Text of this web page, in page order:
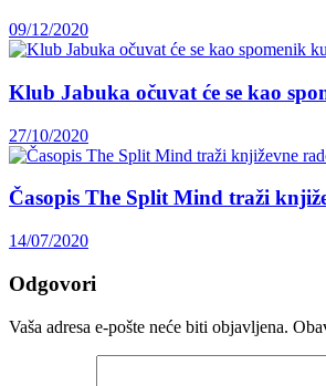
09/12/2020
Klub Jabuka očuvat će se kao
27/10/2020
Časopis The Split Mind traži
14/07/2020
Odgovori
Vaša adresa e-pošte neće biti objavljena.